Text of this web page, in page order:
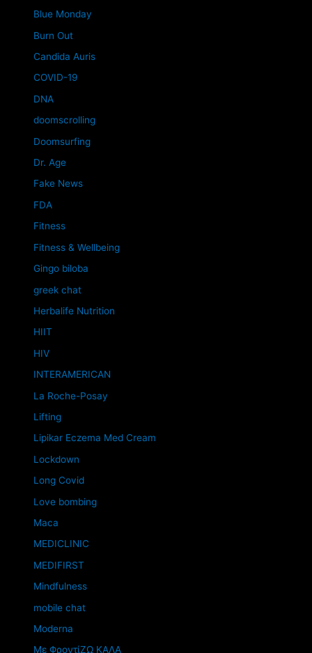
Blue Monday
Burn Out
Candida Auris
COVID-19
DNA
doomscrolling
Doomsurfing
Dr. Age
Fake News
FDA
Fitness
Fitness & Wellbeing
Gingo biloba
greek chat
Herbalife Nutrition
HIIT
HIV
INTERAMERICAN
La Roche-Posay
Lifting
Lipikar Eczema Med Cream
Lockdown
Long Covid
Love bombing
Maca
MEDICLINIC
MEDIFIRST
Mindfulness
mobile chat
Moderna
Mε ΦροντίΖΩ ΚΑΛΑ